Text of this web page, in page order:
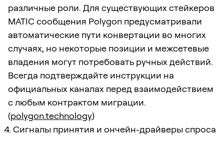
различные роли. Для существующих стейкеров
MATIC сообщения Polygon предусматривали
автоматические пути конвертации во многих
случаях, но некоторые позиции и межсетевые
владения могут потребовать ручных действий.
Всегда подтверждайте инструкции на
официальных каналах перед взаимодействием
с любым контрактом миграции.
(polygon.technology)
4. Сигналы принятия и ончейн-драйверы спроса